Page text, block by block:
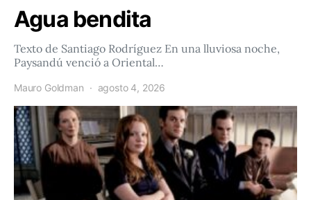
Agua bendita
Texto de Santiago Rodríguez En una lluviosa noche,
Paysandú venció a Oriental…
Mauro Goldman agosto 4, 2026